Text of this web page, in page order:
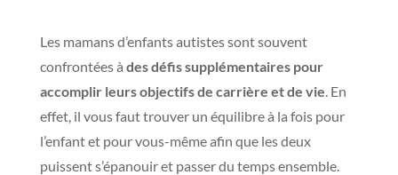
Les mamans d’enfants autistes sont souvent
confrontées à des défis supplémentaires pour
accomplir leurs objectifs de carrière et de vie. En
effet, il vous faut trouver un équilibre à la fois pour
l’enfant et pour vous-même afin que les deux
puissent s’épanouir et passer du temps ensemble.